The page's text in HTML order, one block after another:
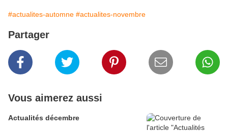
#actualites-automne #actualites-novembre
Partager
Vous aimerez aussi
Actualités décembre